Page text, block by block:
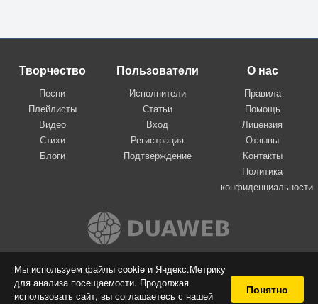
Мы используем файлы cookie и Яндекс.Метрику
для анализа посещаемости. Продолжая
использовать сайт, вы соглашаетесь с нашей
Понятно
Творчество
Песни
Плейлисты
Видео
Стихи
Блоги
Пользователи
Исполнители
Статьи
Вход
Регистрация
Подтверждение
О нас
Правила
Помощь
Лицензия
Отзывы
Контакты
Политика
конфиденциальности
Вконтакте
© 2009-2026 Я-пою
Музыкальный сайт самовыражения